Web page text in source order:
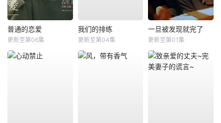
普通的恋爱
更新至第06集
我们的排练
更新至第04集
一旦被发现就完了
更新至第01集